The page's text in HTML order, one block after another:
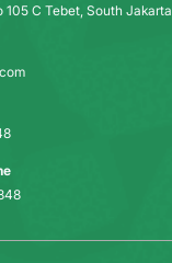
105 C Tebet, South Jakarta